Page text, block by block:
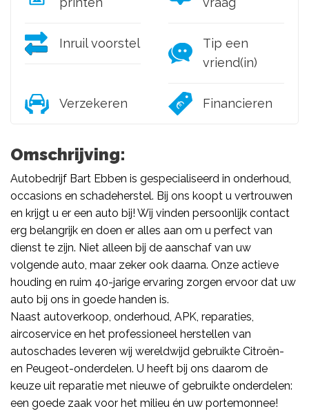
Inruil voorstel
Tip een
vriend(in)
Verzekeren Financieren
Omschrijving:
Autobedrijf Bart Ebben is gespecialiseerd in onderhoud,
occasions en schadeherstel. Bij ons koopt u vertrouwen
en krijgt u er een auto bij! Wij vinden persoonlijk contact
erg belangrijk en doen er alles aan om u perfect van
dienst te zijn. Niet alleen bij de aanschaf van uw
volgende auto, maar zeker ook daarna. Onze actieve
houding en ruim 40-jarige ervaring zorgen ervoor dat uw
auto bij ons in goede handen is.
Naast autoverkoop, onderhoud, APK, reparaties,
aircoservice en het professioneel herstellen van
autoschades leveren wij wereldwijd gebruikte Citroën-
en Peugeot-onderdelen. U heeft bij ons daarom de
keuze uit reparatie met nieuwe of gebruikte onderdelen:
een goede zaak voor het milieu én uw portemonnee!